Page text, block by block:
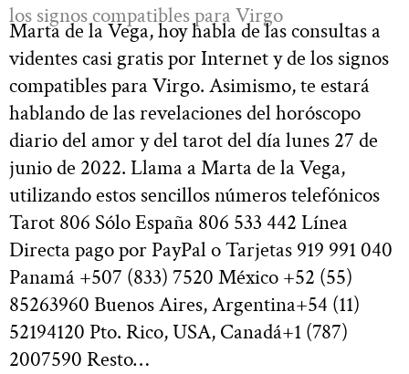
los signos compatibles para Virgo
Marta de la Vega, hoy habla de las consultas a
videntes casi gratis por Internet y de los signos
compatibles para Virgo. Asimismo, te estará
hablando de las revelaciones del horóscopo
diario del amor y del tarot del día lunes 27 de
junio de 2022. Llama a Marta de la Vega,
utilizando estos sencillos números telefónicos
Tarot 806 Sólo España 806 533 442 Línea
Directa pago por PayPal o Tarjetas 919 991 040
Panamá +507 (833) 7520 México +52 (55)
85263960 Buenos Aires, Argentina+54 (11)
52194120 Pto. Rico, USA, Canadá+1 (787)
2007590 Resto…